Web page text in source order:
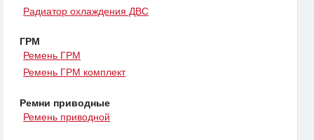
Радиатор охлаждения ДВС
ГРМ
Ремень ГРМ
Ремень ГРМ комплект
Ремни приводные
Ремень приводной